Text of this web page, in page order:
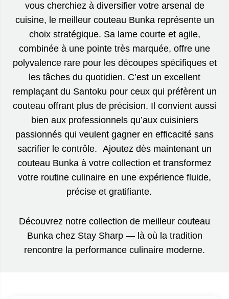
vous cherchiez à diversifier votre arsenal de
cuisine, le meilleur couteau Bunka représente un
choix stratégique. Sa lame courte et agile,
combinée à une pointe très marquée, offre une
polyvalence rare pour les découpes spécifiques et
les tâches du quotidien. C’est un excellent
remplaçant du Santoku pour ceux qui préfèrent un
couteau offrant plus de précision. Il convient aussi
bien aux professionnels qu’aux cuisiniers
passionnés qui veulent gagner en efficacité sans
sacrifier le contrôle. Ajoutez dès maintenant un
couteau Bunka à votre collection et transformez
votre routine culinaire en une expérience fluide,
précise et gratifiante.
Découvrez notre collection de meilleur couteau
Bunka chez Stay Sharp — là où la tradition
rencontre la performance culinaire moderne.